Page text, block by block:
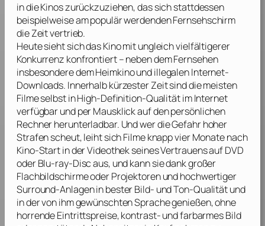
in die Kinos zurückzuziehen, das sich stattdessen
beispielweise am populär werdenden Fernsehschirm
die Zeit vertrieb.
Heute sieht sich das Kino mit ungleich vielfältigerer
Konkurrenz konfrontiert – neben dem Fernsehen
insbesondere dem Heimkino und illegalen Internet-
Downloads. Innerhalb kürzester Zeit sind die meisten
Filme selbst in High-Definition-Qualität im Internet
verfügbar und per Mausklick auf den persönlichen
Rechner herunterladbar. Und wer die Gefahr hoher
Strafen scheut, leiht sich Filme knapp vier Monate nach
Kino-Start in der Videothek seines Vertrauens auf DVD
oder Blu-ray-Disc aus, und kann sie dank großer
Flachbildschirme oder Projektoren und hochwertiger
Surround-Anlagen in bester Bild- und Ton-Qualität und
in der von ihm gewünschten Sprache genießen, ohne
horrende Eintrittspreise, kontrast- und farbarmes Bild